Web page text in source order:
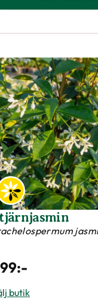
till
:-
butik